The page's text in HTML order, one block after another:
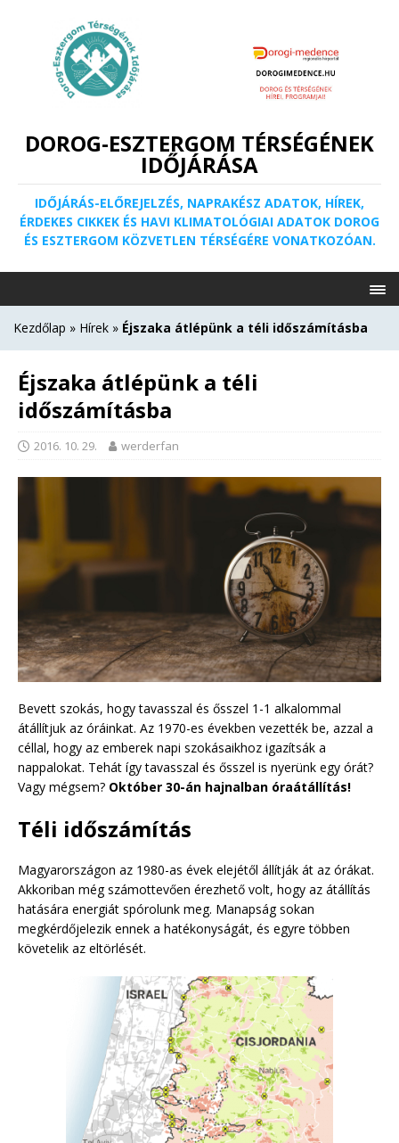
DOROG-ESZTERGOM TÉRSÉGÉNEK
IDŐJÁRÁSA
IDŐJÁRÁS-ELŐREJELZÉS, NAPRAKÉSZ ADATOK, HÍREK,
ÉRDEKES CIKKEK ÉS HAVI KLIMATOLÓGIAI ADATOK DOROG
ÉS ESZTERGOM KÖZVETLEN TÉRSÉGÉRE VONATKOZÓAN.
Kezdőlap » Hírek » Éjszaka átlépünk a téli időszámításba
Éjszaka átlépünk a téli
időszámításba
2016. 10. 29. werderfan
Bevett szokás, hogy tavasszal és ősszel 1-1 alkalommal
átállítjuk az óráinkat. Az 1970-es években vezették be, azzal a
céllal, hogy az emberek napi szokásaikhoz igazítsák a
nappalokat. Tehát így tavasszal és ősszel is nyerünk egy órát?
Vagy mégsem? Október 30-án hajnalban óraátállítás!
Téli időszámítás
Magyarországon az 1980-as évek elejétől állítják át az órákat.
Akkoriban még számottevően érezhető volt, hogy az átállítás
hatására energiát spórolunk meg. Manapság sokan
megkérdőjelezik ennek a hatékonyságát, és egyre többen
követelik az eltörlését.